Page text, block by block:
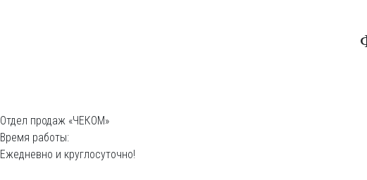
Отдел продаж «ЧЕКОМ»
Время работы:
Ежедневно и круглосуточно!